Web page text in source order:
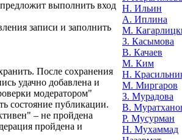
выполнить вход
записи и заполнить
После сохранения
удачно добавлена и
модератором"
состояние публикации.
– не пройдена
пройдена и
Н. Ильин
А. Иплина
М.
З. Касымова
В. Качаев
М. Ким
Н.
М. Миргаров
З. Мурадова
В.
Р. Мусурман
Н. Мухаммад